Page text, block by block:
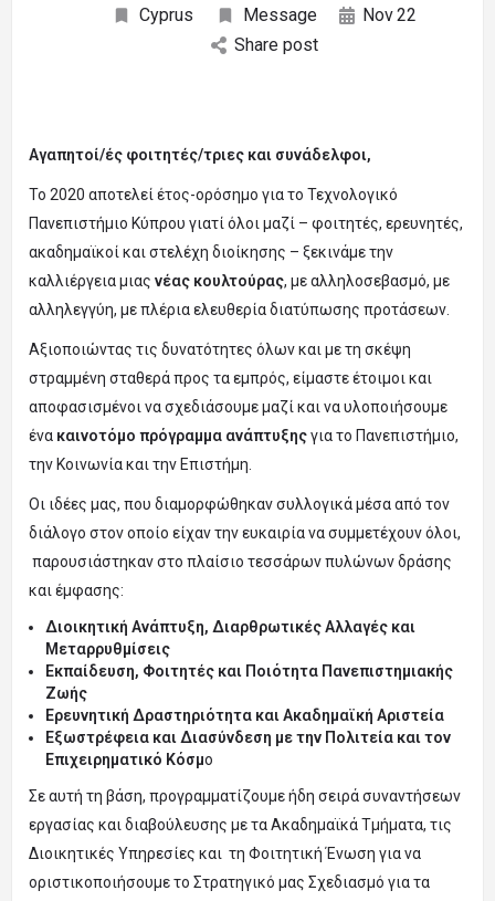
Cyprus Message Nov22
Share post
Αγαπητοί/ές φοιτητές/τριες και συνάδελφοι,
Το 2020 αποτελεί έτος-ορόσημο για το Τεχνολογικό
Πανεπιστήμιο Κύπρου γιατί όλοι μαζί – φοιτητές, ερευνητές,
ακαδημαϊκοί και στελέχη διοίκησης – ξεκινάμε την
καλλιέργεια μιας νέας κουλτούρας, με αλληλοσεβασμό, με
αλληλεγγύη, με πλέρια ελευθερία διατύπωσης προτάσεων.
Αξιοποιώντας τις δυνατότητες όλων και με τη σκέψη
στραμμένη σταθερά προς τα εμπρός, είμαστε έτοιμοι και
αποφασισμένοι να σχεδιάσουμε μαζί και να υλοποιήσουμε
ένα καινοτόμο πρόγραμμα ανάπτυξηςγια το Πανεπιστήμιο,
την Κοινωνία και την Επιστήμη.
Οι ιδέες μας, που διαμορφώθηκαν συλλογικά μέσα από τον
διάλογο στον οποίο είχαν την ευκαιρία να συμμετέχουν όλοι,
παρουσιάστηκαν στο πλαίσιο τεσσάρων πυλώνων δράσης
και έμφασης:
Διοικητική Ανάπτυξη, Διαρθρωτικές Αλλαγές και
Μεταρρυθμίσεις
Εκπαίδευση, Φοιτητές και Ποιότητα Πανεπιστημιακής
Ζωής
Ερευνητική Δραστηριότητα και Ακαδημαϊκή Αριστεία
Εξωστρέφεια και Διασύνδεση με την Πολιτεία και τον
Επιχειρηματικό Κόσμο
Σε αυτή τη βάση, προγραμματίζουμε ήδη σειρά συναντήσεων
εργασίας και διαβούλευσης με τα Ακαδημαϊκά Τμήματα, τις
Διοικητικές Υπηρεσίες και τη Φοιτητική Ένωση για να
οριστικοποιήσουμε το Στρατηγικό μας Σχεδιασμό για τα